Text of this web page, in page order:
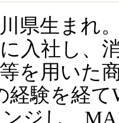
県生まれ
入社し、
を用いた
経験を経て
ジし、